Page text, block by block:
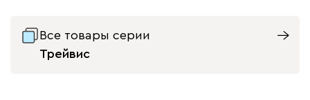
Все товары серии
Трейвис